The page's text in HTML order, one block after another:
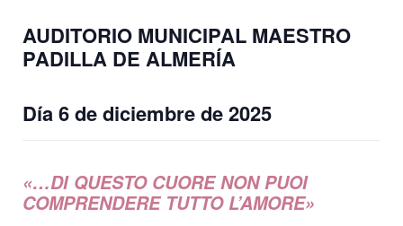
AUDITORIO MUNICIPAL MAESTRO
PADILLA DE ALMERÍA
Día 6 de diciembre de 2025
«…DI QUESTO CUORE NON PUOI
COMPRENDERE TUTTO L’AMORE»